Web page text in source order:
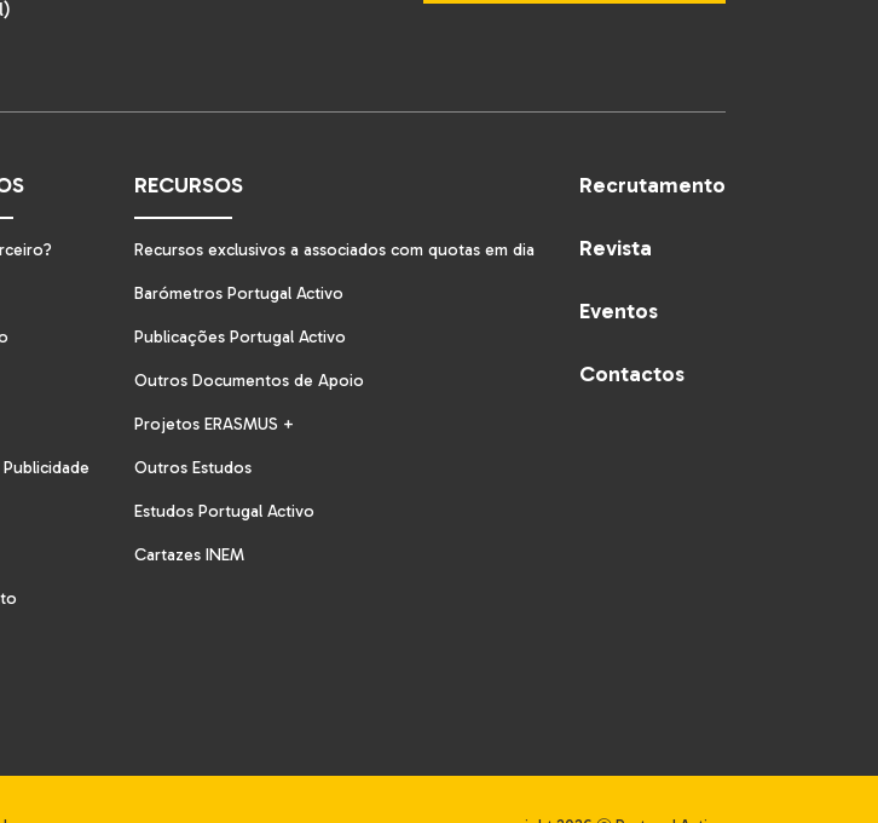
RECURSOS
Recursos exclusivos a associados com quotas em dia
Barómetros Portugal Activo
Publicações Portugal Activo
Outros Documentos de Apoio
Projetos ERASMUS +
Outros Estudos
Estudos Portugal Activo
Cartazes INEM
Recrutamento
Revista
Eventos
Contactos